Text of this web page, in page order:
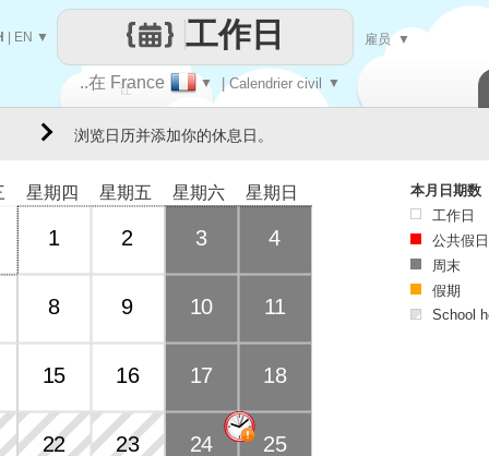
让
..在 France ▼ | Calendrier civil ▼
工作日
EN ▼ 雇员 ▼
浏览日历并添加你的休息日。
星期四 星期五 星期六 星期日
1 2 3 4
8 9 10 11
15 16 17 18
22 23 24 25
本月日期数
工作日
公共假日
周末
假期
School